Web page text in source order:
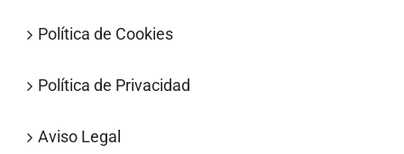
Política de Cookies
Política de Privacidad
Aviso Legal